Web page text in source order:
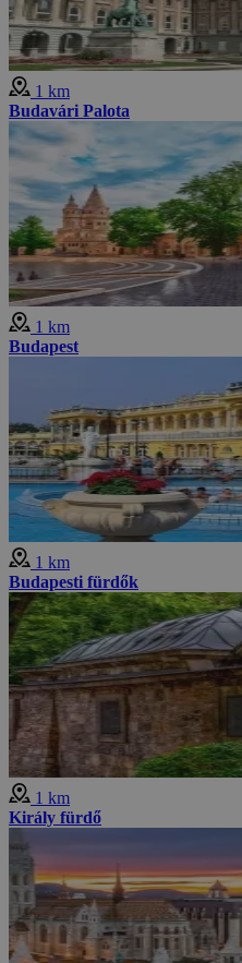
1 km
Budavári Palota
1 km
Budapest
1 km
Budapesti fürdők
1 km
Király fürdő